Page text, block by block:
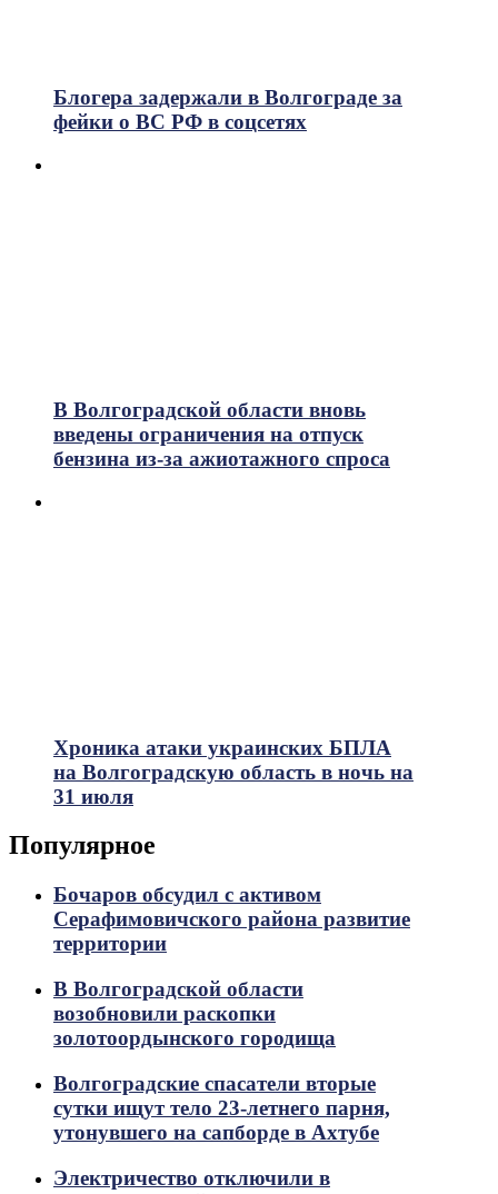
Блогера задержали в Волгограде за
фейки о ВС РФ в соцсетях
В Волгоградской области вновь
введены ограничения на отпуск
бензина из-за ажиотажного спроса
Хроника атаки украинских БПЛА
на Волгоградскую область в ночь на
31 июля
Популярное
Бочаров обсудил с активом
Серафимовичского района развитие
территории
В Волгоградской области
возобновили раскопки
золотоордынского городища
Волгоградские спасатели вторые
сутки ищут тело 23-летнего парня,
утонувшего на сапборде в Ахтубе
Электричество отключили в